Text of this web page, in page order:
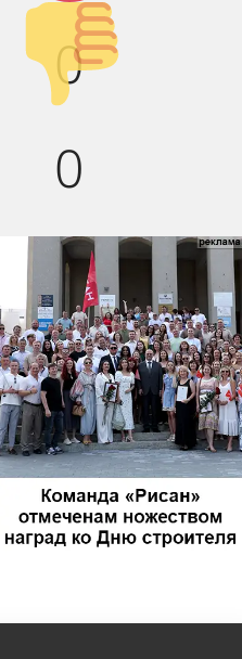
0
Палец
вниз!
0